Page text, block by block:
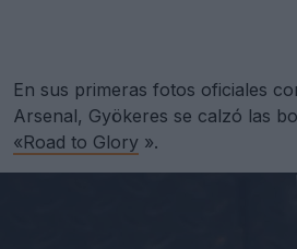
En sus primeras fotos oficiales
Arsenal, Gyökeres se calzó las
«Road to Glory ».